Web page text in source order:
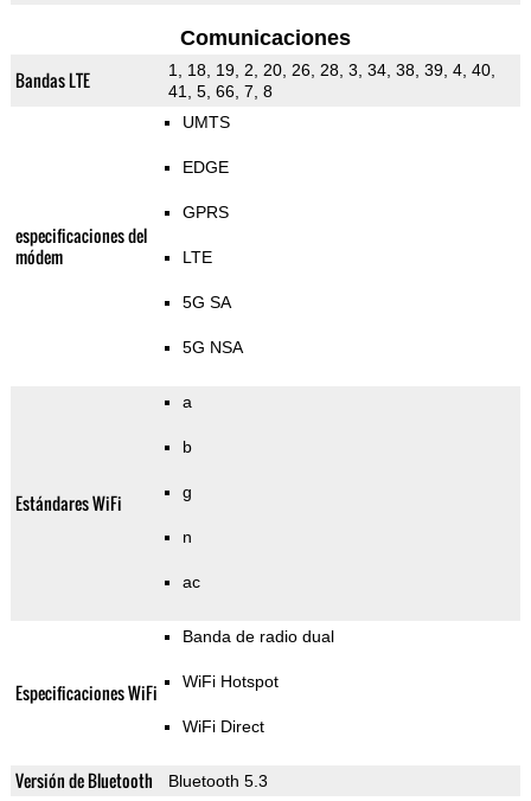
Comunicaciones
Bandas LTE
1, 18, 19, 2, 20, 26, 28, 3, 34, 38, 39, 4, 40,
41, 5, 66, 7, 8
especificaciones del
módem
UMTS
EDGE
GPRS
LTE
5G SA
5G NSA
Estándares WiFi
a
b
g
n
ac
Especificaciones WiFi
Banda de radio dual
WiFi Hotspot
WiFi Direct
Versión de Bluetooth Bluetooth 5.3